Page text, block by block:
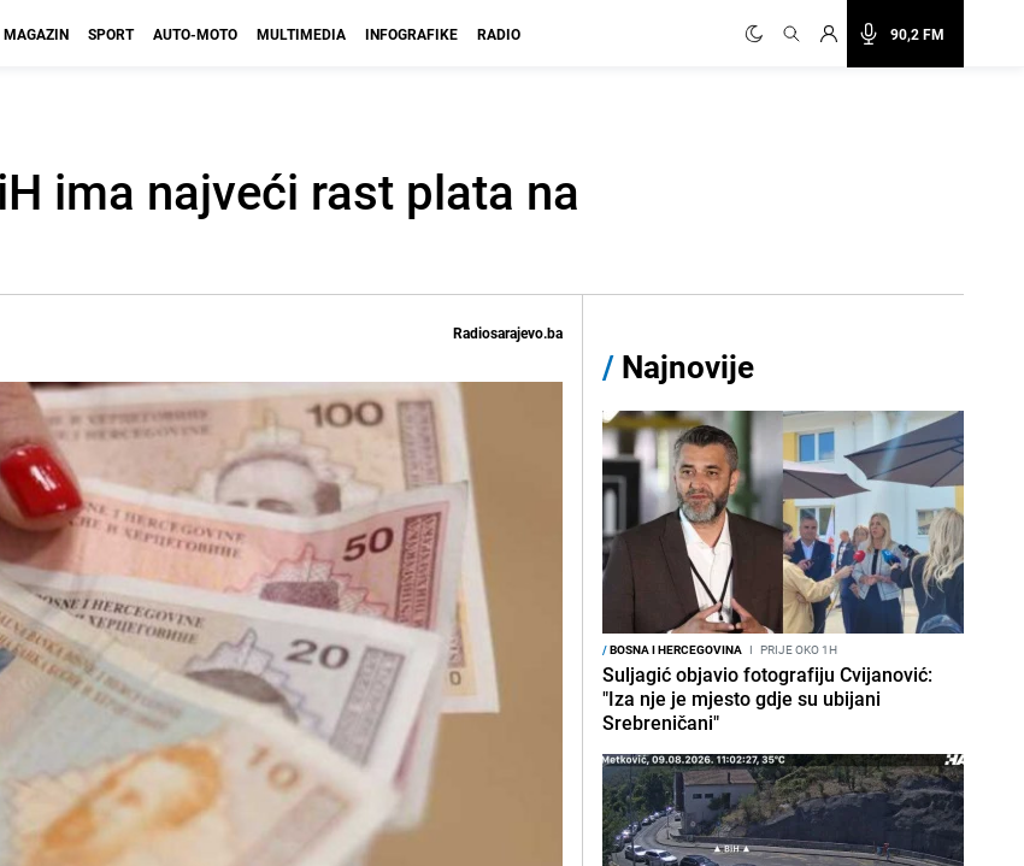
90,2 FM
MAGAZIN SPORT AUTO-MOTO MULTIMEDIA INFOGRAFIKE RADIO
ima najveći rast plata na
Radiosarajevo.ba
/ Najnovije
/BOSNA I HERCEGOVINA I PRIJE OKO 1H
Suljagić objavio fotografiju Cvijanović:
"Iza nje je mjesto gdje su ubijani
Srebreničani"